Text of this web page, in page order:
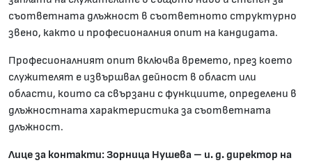
съответната длъжност в съответното структурно
звено, както и професионалния опит на кандидата.
Професионалният опит включва времето, през което
служителят е извършвал дейност в област или
области, които са свързани с функциите, определени в
длъжностната характеристика за съответната
длъжност.
Лице за контакти: Зорница Нушева – и. д. директор на